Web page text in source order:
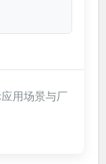
用场景与厂